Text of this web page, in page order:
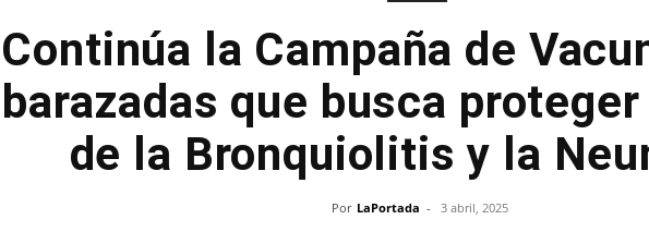
Continúa la Campaña de
que busca
de la Bronquiolitis y la
Por LaPortada - 3 abril, 2025